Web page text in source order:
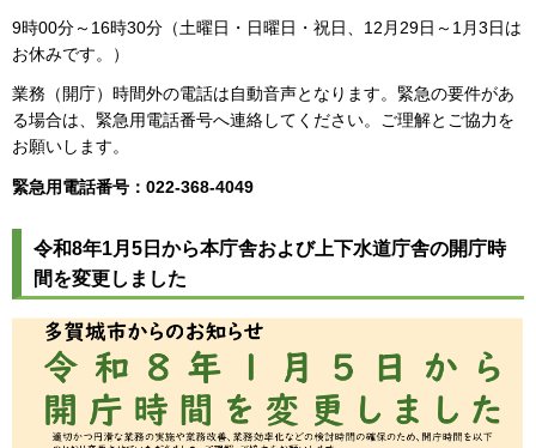
9時00分～16時30分（土曜日・日曜日・祝日、12月29日～1月3日は
お休みです。）
業務（開庁）時間外の電話は自動音声となります。緊急の要件があ
る場合は、緊急用電話番号へ連絡してください。ご理解とご協力を
お願いします。
緊急用電話番号：022-368-4049
令和8年1月5日から本庁舎および上下水道庁舎の開庁時
間を変更しました